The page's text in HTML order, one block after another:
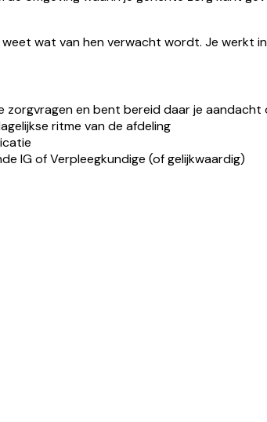
wat van hen verwacht wordt. Je werkt
en bent bereid daar je
ritme van de afdeling
IG of Verpleegkundige (of gelijkwaardig)